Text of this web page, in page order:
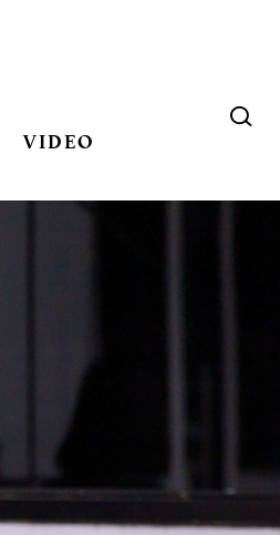
VIDEO